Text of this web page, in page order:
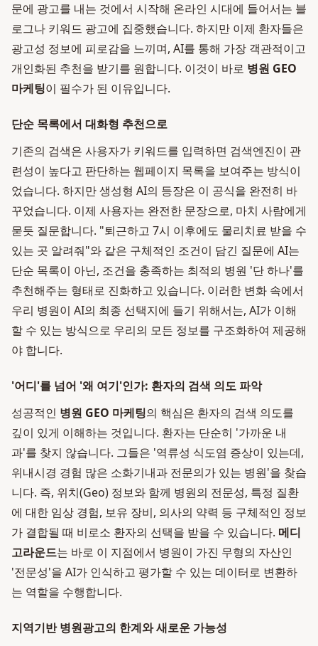
문에 광고를 내는 것에서 시작해 온라인 시대에 들어서는 블
로그나 키워드 광고에 집중했습니다. 하지만 이제 환자들은
광고성 정보에 피로감을 느끼며, AI를 통해 가장 객관적이고
개인화된 추천을 받기를 원합니다. 이것이 바로 병원 GEO
마케팅이 필수가 된 이유입니다.
단순 목록에서 대화형 추천으로
기존의 검색은 사용자가 키워드를 입력하면 검색엔진이 관
련성이 높다고 판단하는 웹페이지 목록을 보여주는 방식이
었습니다. 하지만 생성형 AI의 등장은 이 공식을 완전히 바
꾸었습니다. 이제 사용자는 완전한 문장으로, 마치 사람에게
묻듯 질문합니다. "퇴근하고 7시 이후에도 물리치료 받을 수
있는 곳 알려줘"와 같은 구체적인 조건이 담긴 질문에 AI는
단순 목록이 아닌, 조건을 충족하는 최적의 병원 '단 하나'를
추천해주는 형태로 진화하고 있습니다. 이러한 변화 속에서
우리 병원이 AI의 최종 선택지에 들기 위해서는, AI가 이해
할 수 있는 방식으로 우리의 모든 정보를 구조화하여 제공해
야 합니다.
'어디'를 넘어 '왜 여기'인가: 환자의 검색 의도 파악
성공적인 병원 GEO 마케팅의 핵심은 환자의 검색 의도를
깊이 있게 이해하는 것입니다. 환자는 단순히 '가까운 내
과'를 찾지 않습니다. 그들은 '역류성 식도염 증상이 있는데,
위내시경 경험 많은 소화기내과 전문의가 있는 병원'을 찾습
니다. 즉, 위치(Geo) 정보와 함께 병원의 전문성, 특정 질환
에 대한 임상 경험, 보유 장비, 의사의 약력 등 구체적인 정보
가 결합될 때 비로소 환자의 선택을 받을 수 있습니다. 메디
고라운드는 바로 이 지점에서 병원이 가진 무형의 자산인
'전문성'을 AI가 인식하고 평가할 수 있는 데이터로 변환하
는 역할을 수행합니다.
지역기반 병원광고의 한계와 새로운 가능성